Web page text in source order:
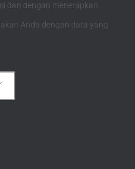
dan dengan menerapkan
Anda dengan data yang